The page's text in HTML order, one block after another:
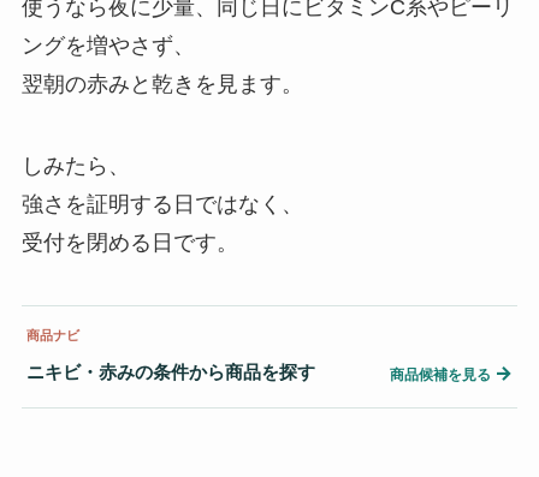
使うなら夜に少量、同じ日にビタミンC系やピーリ
ングを増やさず、
翌朝の赤みと乾きを見ます。
しみたら、
強さを証明する日ではなく、
受付を閉める日です。
商品ナビ
ニキビ・赤みの条件から商品を探す 商品候補を見る →